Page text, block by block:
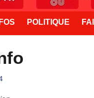
POLITIQUE